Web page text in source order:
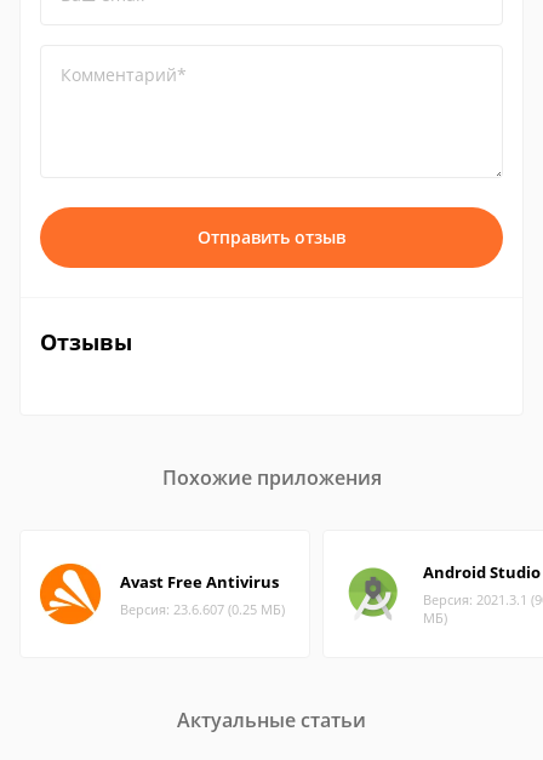
Комментарий*
Отправить отзыв
Отзывы
Похожие приложения
Avast Free Antivirus
Версия: 23.6.607 (0.25 МБ)
Android Studio
Версия: 2021.3.1
МБ)
Актуальные статьи